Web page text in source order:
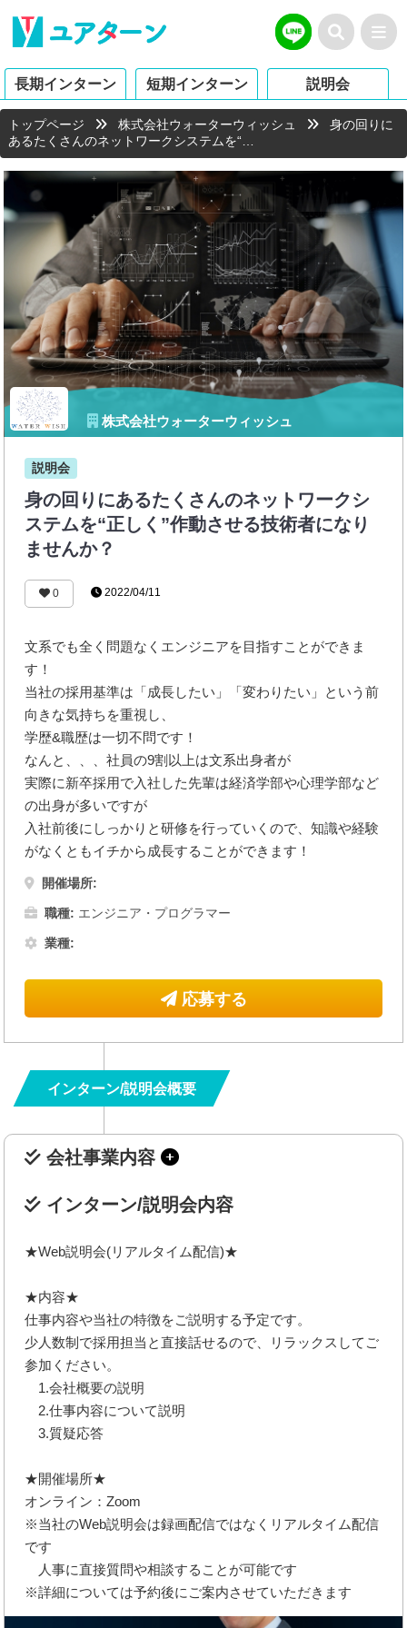
長期インターン 短期インターン 説明会
トップページ 株式会社ウォーターウィッシュ
身の回りに
あるたくさんのネットワークシステムを“…
株式会社ウォーターウィッシュ
説明会
身の回りにあるたくさんのネットワークシ
ステムを“正しく”作動させる技術者になり
ませんか？
0 2022/04/11
文系でも全く問題なくエンジニアを目指すことができま
す！
当社の採用基準は「成長したい」「変わりたい」という前
向きな気持ちを重視し、
学歴&職歴は一切不問です！
なんと、、、社員の9割以上は文系出身者が
実際に新卒採用で入社した先輩は経済学部や心理学部など
の出身が多いですが
入社前後にしっかりと研修を行っていくので、知識や経験
がなくともイチから成長することができます！
開催場所:
職種: エンジニア・プログラマー
業種:
応募する
インターン/説明会概要
会社事業内容
インターン/説明会内容
★Web説明会(リアルタイム配信)★
★内容★
仕事内容や当社の特徴をご説明する予定です。
少人数制で採用担当と直接話せるので、リラックスしてご
参加ください。
1.会社概要の説明
2.仕事内容について説明
3.質疑応答
★開催場所★
オンライン：Zoom
※当社のWeb説明会は録画配信ではなくリアルタイム配信
です
人事に直接質問や相談することが可能です
※詳細については予約後にご案内させていただきます